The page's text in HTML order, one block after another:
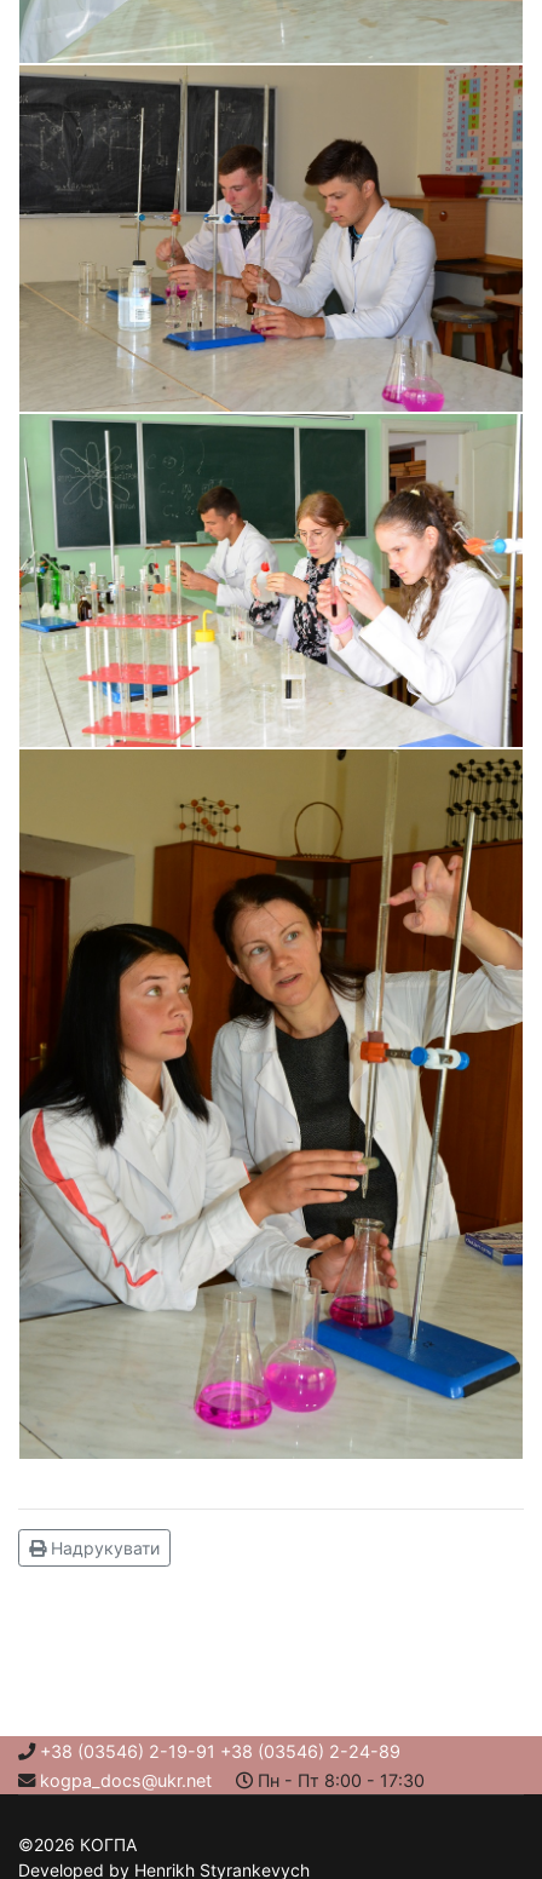
Надрукувати
+38 (03546) 2-19-91 +38 (03546) 2-24-89
kogpa_docs@ukr.net
Пн - Пт 8:00 - 17:30
©2026 КОГПА
Developed by Henrikh Styrankevych